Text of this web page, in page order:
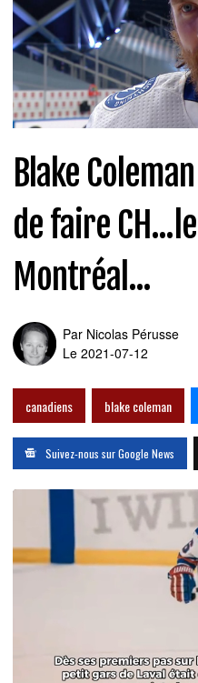
Blake
de faire
Montréal...
Par Nicolas Pérusse
Le 2021-07-12
canadiens blake coleman
Suivez-nous sur Google News